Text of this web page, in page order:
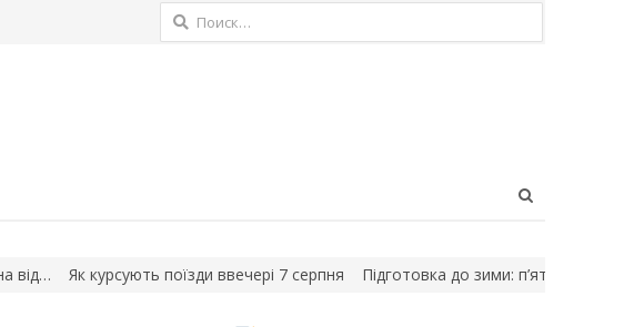
Найти:
Як курсують поїзди ввечері 7 серпня Підготовка до зими: п’ять